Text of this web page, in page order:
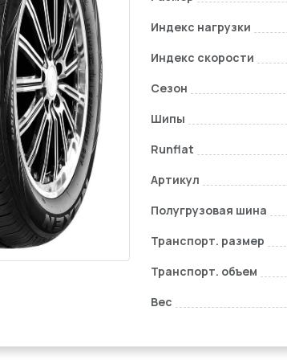
Индекс нагрузки
Индекс скорости
Сезон
Шипы
Runflat
Артикул
Полугрузовая шина
Транспорт. размер
Транспорт. объем
Вес